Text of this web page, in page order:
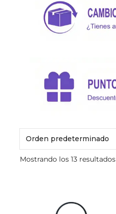
Mostrando los 13 resultados